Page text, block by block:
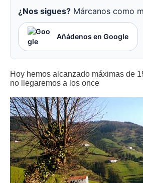
¿Nos sigues? Márcanos como
Añádenos en Google
Hoy hemos alcanzado máximas de
no llegaremos a los once